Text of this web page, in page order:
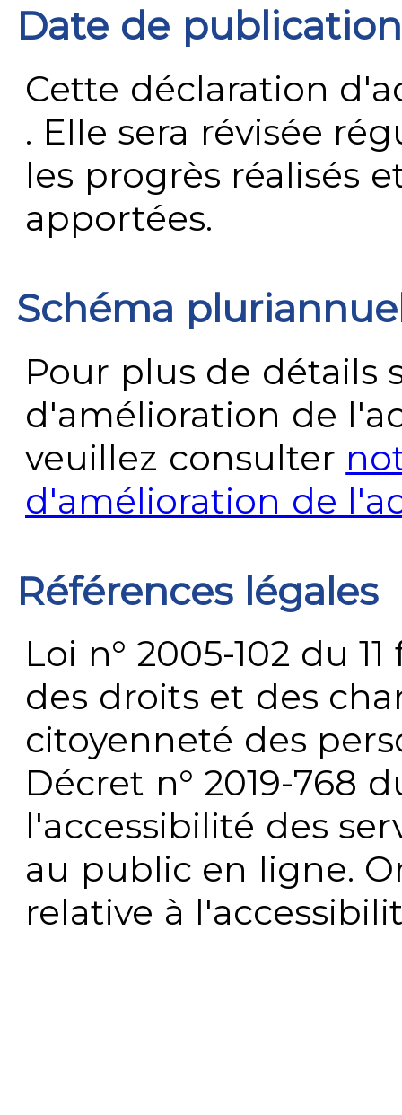
Date de publication
Cette déclaration
. Elle sera révisée
les progrès réalisés
apportées.
Schéma
Pour plus de détails
d'amélioration de
veuillez consulter
d'amélioration de
Références légales
Loi n° 2005-102 du
des droits et des
citoyenneté des
Décret n° 2019-768
l'accessibilité des
au public en ligne.
relative à